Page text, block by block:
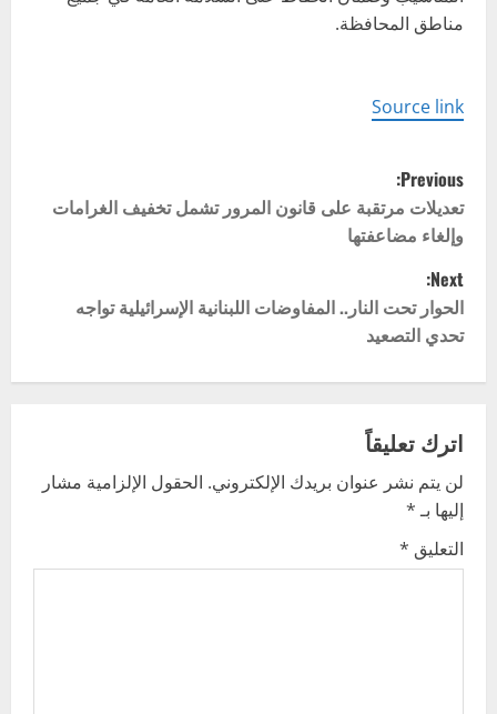
مناطق المحافظة.
Source link
P
o
s
t
n
v
i
g
Previous:
تعديلات مرتقبة على قانون المرور تشمل تخفيف الغرامات
وإلغاء مضاعفتها
Next:
الحوار تحت النار.. المفاوضات اللبنانية الإسرائيلية تواجه
تحدي التصعيد
اترك تعليقاً
لن يتم نشر عنوان بريدك الإلكتروني. الحقول الإلزامية مشار
إليها بـ*
التعليق *